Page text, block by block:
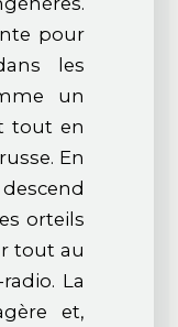
pour
les
un
tout en
En
orteils
tout au
La
et,